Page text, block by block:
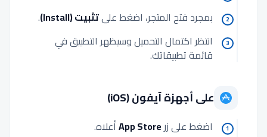
2 بمجرد فتح المتجر، اضغط علىتثبيت (Install) .
3
انتظر اكتمال التحميل وسيظهر التطبيق في
قائمة تطبيقاتك.
على أجهزة آيفون (iOS)
1 اضغط على زرApp Storeأعلاه.